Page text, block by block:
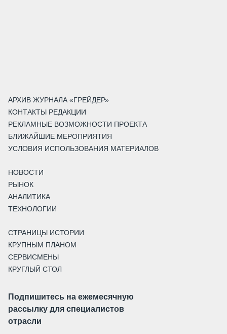
АРХИВ ЖУРНАЛА «ГРЕЙДЕР»
КОНТАКТЫ РЕДАКЦИИ
РЕКЛАМНЫЕ ВОЗМОЖНОСТИ ПРОЕКТА
БЛИЖАЙШИЕ МЕРОПРИЯТИЯ
УСЛОВИЯ ИСПОЛЬЗОВАНИЯ МАТЕРИАЛОВ
НОВОСТИ
РЫНОК
АНАЛИТИКА
ТЕХНОЛОГИИ
СТРАНИЦЫ ИСТОРИИ
КРУПНЫМ ПЛАНОМ
СЕРВИСМЕНЫ
КРУГЛЫЙ СТОЛ
Подпишитесь на ежемесячную
рассылку для специалистов
отрасли